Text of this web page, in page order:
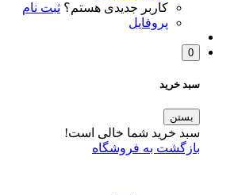
کاربر جدیدی هستم؟ ثبت نام
پروفایل
0
سبد خرید
بستن
سبد خرید شما خالی است!
بازگشت به فروشگاه